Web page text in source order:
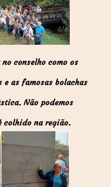
conselho como os
as famosas bolachas
Não podemos
colhido na região.